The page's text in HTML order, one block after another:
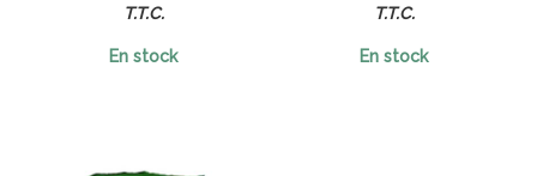
T.T.C.
En stock
T.T.C.
En stock